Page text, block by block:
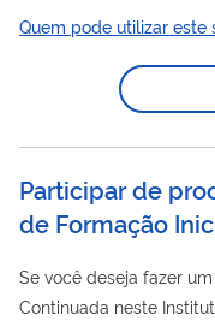
Quem pode utilizar este
Participar de
de Formação
Se você deseja fazer
Continuada neste